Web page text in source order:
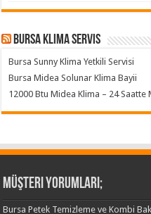
Bursa klima servis
Bursa Sunny Klima Yetkili Servisi
Bursa Midea Solunar Klima Bayii
12000 Btu Midea Klima – 24 Saatte
Müşteri Yorumları;
Bursa Petek Temizleme ve Kombi